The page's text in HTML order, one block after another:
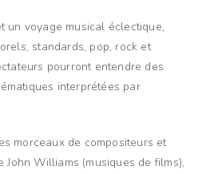
un voyage musical éclectique,
standards, pop, rock et
pourront entendre des
interprétées par
morceaux de compositeurs et
Williams (musiques de films),